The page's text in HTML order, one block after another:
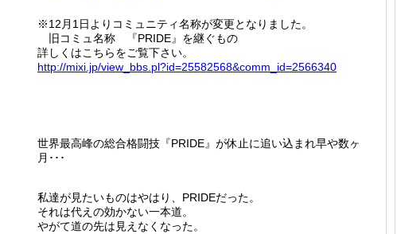
※12月1日よりコミュニティ名称が変更となりました。
旧コミュ名称 『PRIDE』を継ぐもの
詳しくはこちらをご覧下さい。
http://mixi.jp/view_bbs.pl?id=25582568&comm_id=2566340
世界最高峰の総合格闘技『PRIDE』が休止に追い込まれ早や数ヶ
月･･･
私達が見たいものはやはり、PRIDEだった。
それは代えの効かない一本道。
やがて道の先は見えなくなった。